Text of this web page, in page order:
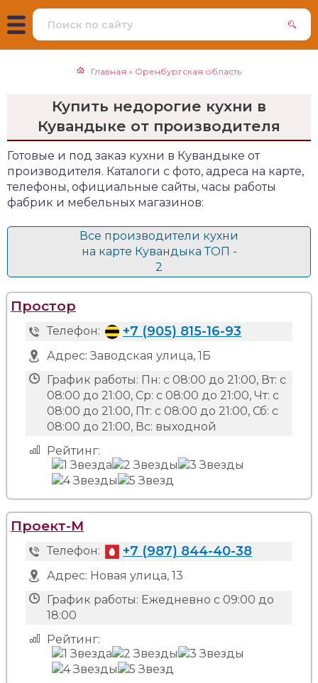
Главная » Оренбургская область
Купить недорогие кухни в
Кувандыке от производителя
Готовые и под заказ кухни в Кувандыке от
производителя. Каталоги с фото, адреса на карте,
телефоны, официальные сайты, часы работы
фабрик и мебельных магазинов:
Все производители кухни
на карте Кувандыка ТОП -
2
Простор
Телефон: +7 (905) 815-16-93
Адрес: Заводская улица, 1Б
График работы: Пн: с 08:00 до 21:00, Вт: с
08:00 до 21:00, Ср: с 08:00 до 21:00, Чт: с
08:00 до 21:00, Пт: с 08:00 до 21:00, Сб: с
08:00 до 21:00, Вс: выходной
Рейтинг:
Проект-М
Телефон: +7 (987) 844-40-38
Адрес: Новая улица, 13
График работы: Ежедневно с 09:00 до
18:00
Рейтинг: